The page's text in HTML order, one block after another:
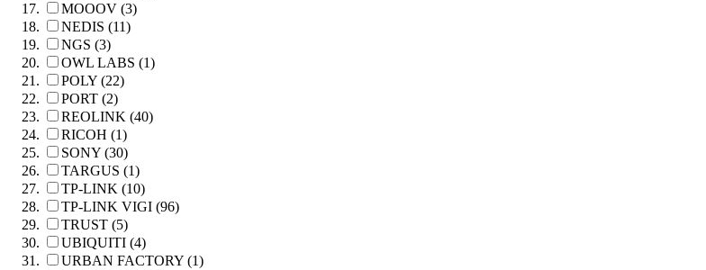
MOOOV (3)
NEDIS (11)
NGS (3)
OWL LABS (1)
POLY (22)
PORT (2)
REOLINK (40)
RICOH (1)
SONY (30)
TARGUS (1)
TP-LINK (10)
TP-LINK VIGI (96)
TRUST (5)
UBIQUITI (4)
URBAN FACTORY (1)